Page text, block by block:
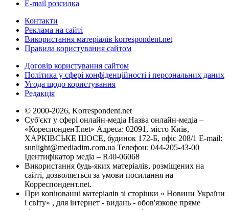
E-mail розсилка
Контакти
Реклама на сайті
Використання матеріалів korrespondent.net
Правила користування сайтом
Договір користування сайтом
Політика у сфері конфіденційності і персональних даних
Угода щодо користування
Редакція
© 2000-2026, Korrespondent.net
Суб'єкт у сфері онлайн-медіа Назва онлайн-медіа –
«КореспонденТ.net» Адреса: 02091, місто Київ,
ХАРКІВСЬКЕ ШОСЕ, будинок 172-Б, офіс 208/1 E-mail:
sunlight@mediadim.com.ua Телефон: 044-205-43-00
Ідентифікатор медіа – R40-06068
Використання будь-яких матеріалів, розміщених на
сайті, дозволяється за умови посилання на
Корреспондент.net.
При копіюванні матеріалів зі сторінки « Новини України
і світу» , для інтернет - видань - обов'язкове пряме